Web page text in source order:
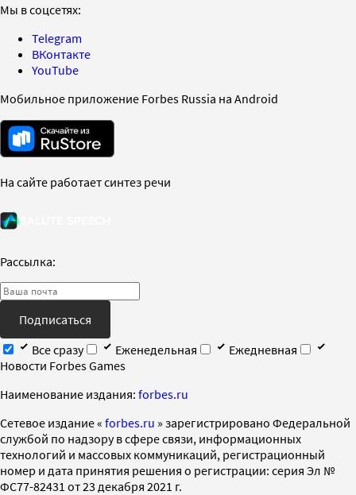
Мы в соцсетях:
Telegram
ВКонтакте
YouTube
Мобильное приложение Forbes Russia на Android
На сайте работает синтез речи
Рассылка:
Подписаться
Все сразу
Еженедельная
Ежедневная
Новости Forbes Games
Наименование издания: forbes.ru
Cетевое издание « forbes.ru » зарегистрировано Федеральной
службой по надзору в сфере связи, информационных
технологий и массовых коммуникаций, регистрационный
номер и дата принятия решения о регистрации: серия Эл №
ФС77-82431 от 23 декабря 2021 г.